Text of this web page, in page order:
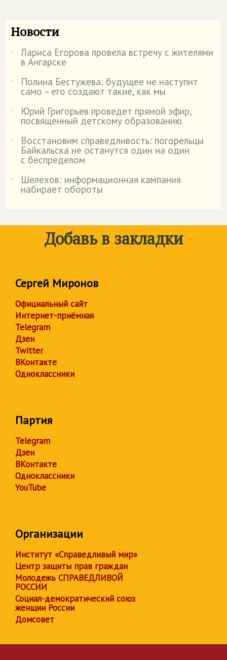
Новости
˙ Лариса Егорова провела встречу с жителями
в Ангарске
˙
Полина Бестужева: будущее не наступит
само – его создают такие, как мы
˙
Юрий Григорьев проведет прямой эфир,
посвященный детскому образованию
˙
Восстановим справедливость: погорельцы
Байкальска не останутся один на один
с беспределом
˙
Шелехов: информационная кампания
набирает обороты
Добавь в закладки
Сергей Миронов
Официальный сайт
Интернет-приёмная
Telegram
Дзен
Twitter
ВКонтакте
Одноклассники
Партия
Telegram
Дзен
ВКонтакте
Одноклассники
YouTube
Организации
Институт «Справедливый мир»
Центр защиты прав граждан
Молодежь СПРАВЕДЛИВОЙ
РОССИИ
Социал-демократический союз
женщин России
Домсовет